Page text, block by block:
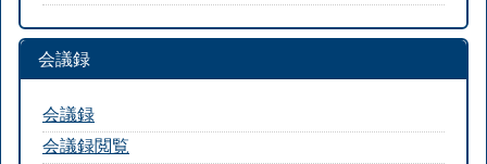
会議録
会議録
会議録閲覧